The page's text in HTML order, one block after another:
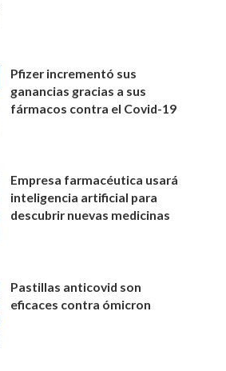
Pfizer incrementó sus
ganancias gracias a sus
fármacos contra el Covid-19
Empresa farmacéutica usará
inteligencia artificial para
descubrir nuevas medicinas
Pastillas anticovid son
eficaces contra ómicron